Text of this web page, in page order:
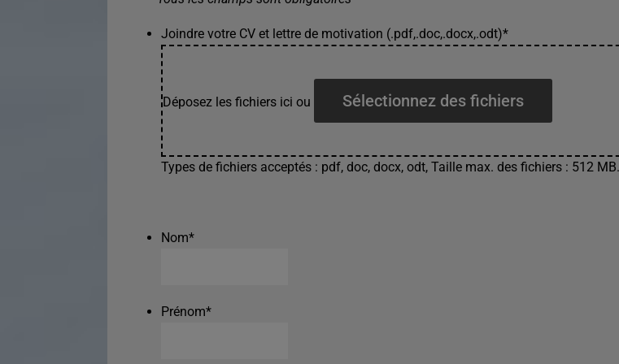
Joindre votre CV et lettre de motivation (.pdf,.doc,.docx,.odt)*
Déposez les fichiers ici ou Sélectionnez des fichiers
Types de fichiers acceptés : pdf, doc, docx, odt, Taille max. des fichiers : 512 MB.
Nom*
Prénom*